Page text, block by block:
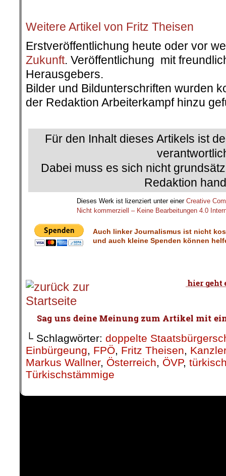
Weitere Artikel von Fritz Theisen
Erstveröffentlichung heute oder vor
Zukunft. Veröffentlichung mit
Herausgebers.
Bilder und Bildunterschriften wurden
der Redaktion Arbeiterkampf hinzu
Für den Inhalt dieses Artikels ist
Dabei muss es sich nicht
Redaktion
Dieses Werk ist lizenziert unter einer Creative
Nicht kommerziell – Keine Bearbeitungen 4.0
Auch linker Journalismus ist nicht
und auch kleine Spenden können
└ Schlagwörter: doppelte
Einbürgeung, FPÖ, Fritz Theisen,
Markus Wallner, Österreich, ÖVP,
Türkischstämmige